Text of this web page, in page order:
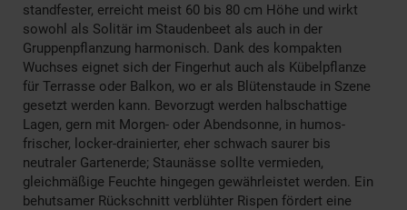
standfester, erreicht meist 60 bis 80 cm Höhe und wirkt
sowohl als Solitär im Staudenbeet als auch in der
Gruppenpflanzung harmonisch. Dank des kompakten
Wuchses eignet sich der Fingerhut auch als Kübelpflanze
für Terrasse oder Balkon, wo er als Blütenstaude in Szene
gesetzt werden kann. Bevorzugt werden halbschattige
Lagen, gern mit Morgen- oder Abendsonne, in humos-
frischer, locker-drainierter, eher schwach saurer bis
neutraler Gartenerde; Staunässe sollte vermieden,
gleichmäßige Feuchte hingegen gewährleistet werden. Ein
behutsamer Rückschnitt verblühter Rispen fördert eine